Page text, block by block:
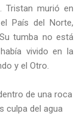
Tristan murió en
País del Norte,
tumba no está
vivido en la
y el Otro.
de una roca
culpa del agua